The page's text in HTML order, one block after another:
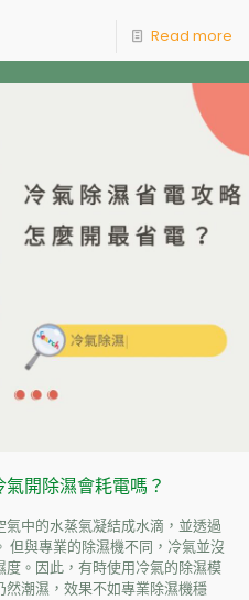
Read more
開除濕會耗電嗎？
中的水蒸氣凝結成水滴，並透過
但與專業的除濕機不同，冷氣並沒
。因此，有時使用冷氣的除濕模
潮濕，效果不如專業除濕機穩